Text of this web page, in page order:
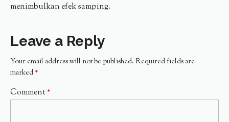
menimbulkan efek samping.
Leave a Reply
Your email address will not be published. Required fields are
marked *
Comment*